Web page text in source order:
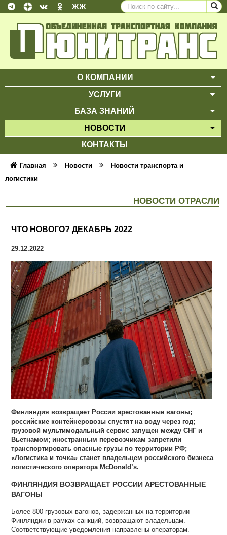
ЖЖ
О КОМПАНИИ
УСЛУГИ
БАЗА ЗНАНИЙ
НОВОСТИ
КОНТАКТЫ
Главная Новости
Новости транспорта и
логистики
НОВОСТИ ОТРАСЛИ
ЧТО НОВОГО? ДЕКАБРЬ 2022
29.12.2022
Финляндия возвращает России арестованные вагоны;
российские контейнеровозы спустят на воду через год;
грузовой мультимодальный сервис запущен между СНГ и
Вьетнамом; иностранным перевозчикам запретили
транспортировать опасные грузы по территории РФ;
«Логистика и точка» станет владельцем российского бизнеса
логистического оператора McDonald’s.
ФИНЛЯНДИЯ ВОЗВРАЩАЕТ РОССИИ АРЕСТОВАННЫЕ
ВАГОНЫ
Более 800 грузовых вагонов, задержанных на территории
Финляндии в рамках санкций, возвращают владельцам.
Соответствующие уведомления направлены операторам.